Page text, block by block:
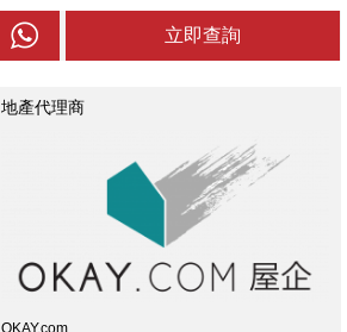
立即查詢
地產代理商
OKAY.com